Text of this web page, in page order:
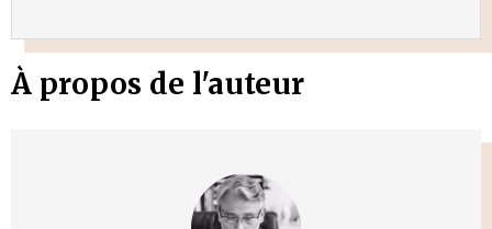
À propos de l'auteur